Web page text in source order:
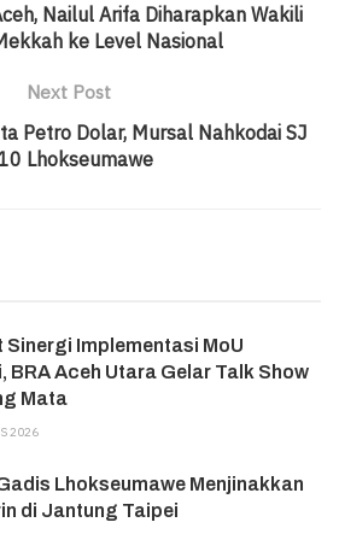
Nailul Arifa Diharapkan Wakili
ke Level Nasional
Next Post
Petro Dolar, Mursal Nahkodai SJ
Lhokseumawe
Sinergi Implementasi MoU
BRA Aceh Utara Gelar Talk Show
Mata
2026
Lhokseumawe Menjinakkan
di Jantung Taipei